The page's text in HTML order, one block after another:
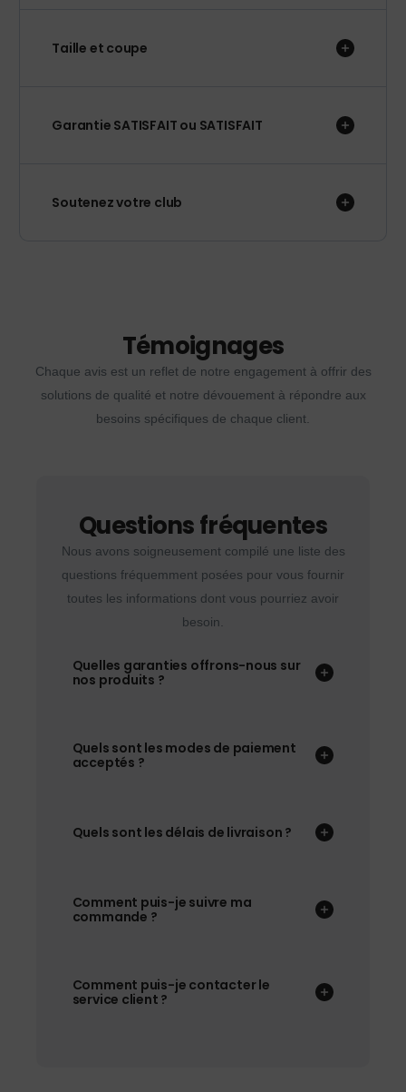
Taille et coupe
Garantie SATISFAIT ou SATISFAIT
Soutenez votre club
Témoignages
Chaque avis est un reflet de notre engagement à offrir des
solutions de qualité et notre dévouement à répondre aux
besoins spécifiques de chaque client.
Questions fréquentes
Nous avons soigneusement compilé une liste des
questions fréquemment posées pour vous fournir
toutes les informations dont vous pourriez avoir
besoin.
Quelles garanties offrons-nous sur
nos produits ?
Quels sont les modes de paiement
acceptés ?
Quels sont les délais de livraison ?
Comment puis-je suivre ma
commande ?
Comment puis-je contacter le
service client ?